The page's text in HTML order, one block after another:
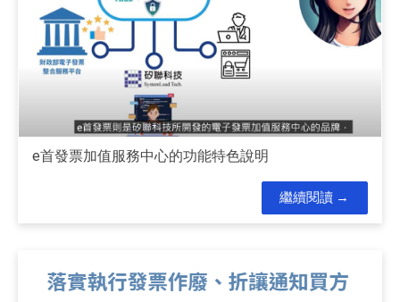
e首發票加值服務中心的功能特色說明
繼續閱讀